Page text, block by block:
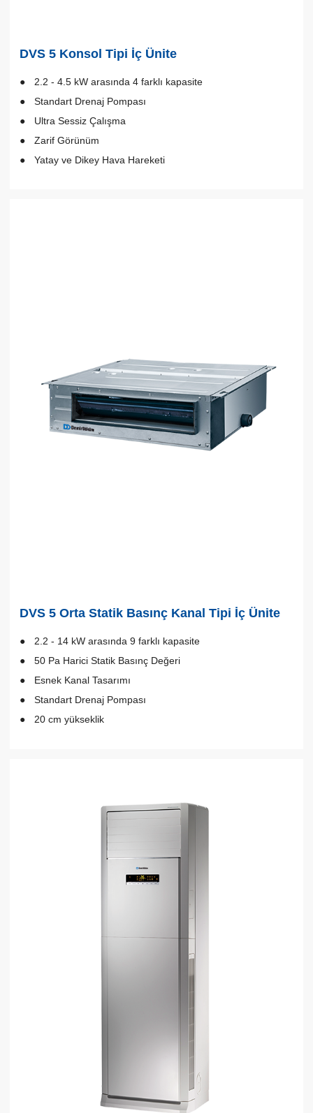
DVS 5 Konsol Tipi İç Ünite
2.2 - 4.5 kW arasında 4 farklı kapasite
Standart Drenaj Pompası
Ultra Sessiz Çalışma
Zarif Görünüm
Yatay ve Dikey Hava Hareketi
DVS 5 Orta Statik Basınç Kanal Tipi İç Ünite
2.2 - 14 kW arasında 9 farklı kapasite
50 Pa Harici Statik Basınç Değeri
Esnek Kanal Tasarımı
Standart Drenaj Pompası
20 cm yükseklik